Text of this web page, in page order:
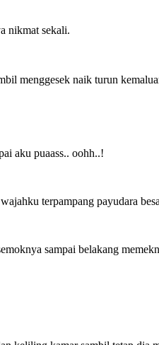
nikmat sekali.
menggesek naik turun
aku puaass.. oohh..!
terpampang payudara
sampai belakang